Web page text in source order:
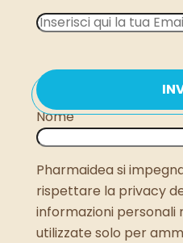
Nome
Pharmaidea si
rispettare la privacy
informazioni
utilizzate solo per